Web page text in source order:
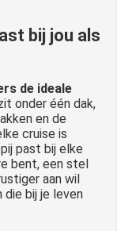
bij jou als
de ideale
onder één dak,
en de
cruise is
past bij elke
bent, een stel
aan wil
die bij je leven